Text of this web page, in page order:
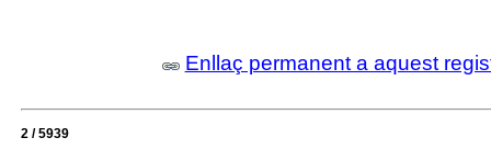
Enllaç permanent a aquest
2 / 5939